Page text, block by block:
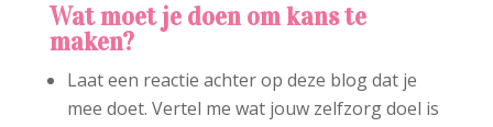
Wat moet je doen om kans te
maken?
Laat een reactie achter op deze blog dat je
mee doet. Vertel me wat jouw zelfzorg doel is